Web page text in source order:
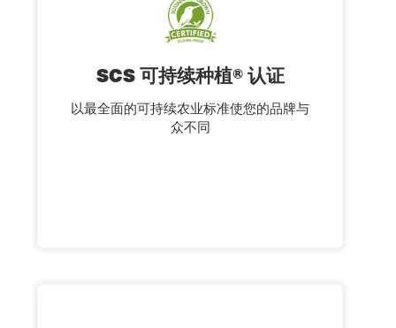
SCS 可持续种植® 认证
以最全面的可持续农业标准使您的品牌与
众不同